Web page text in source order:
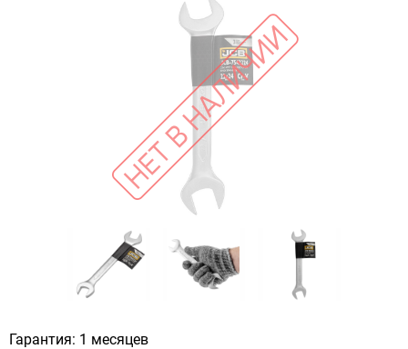
Гарантия: 1 месяцев